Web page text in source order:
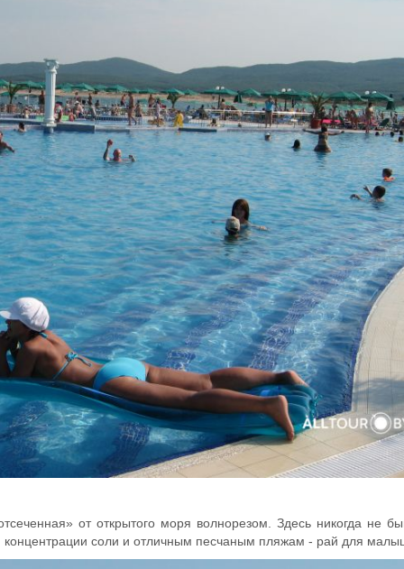
от открытого моря волнорезом. Здесь никогда не
концентрации соли и отличным песчаным пляжам - рай для